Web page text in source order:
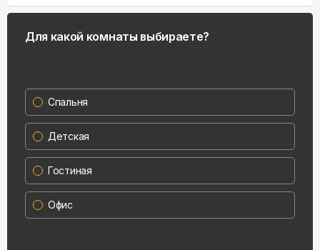
Для какой комнаты выбираете?
Спальня
Детская
Гостиная
Офис